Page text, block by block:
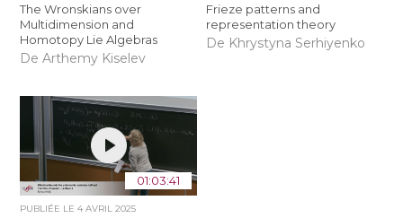
The Wronskians over
Multidimension and
Homotopy Lie Algebras
De Arthemy Kiselev
Frieze patterns and
representation theory
De Khrystyna Serhiyenko
01:03:41
PUBLIÉE LE4 AVRIL 2025